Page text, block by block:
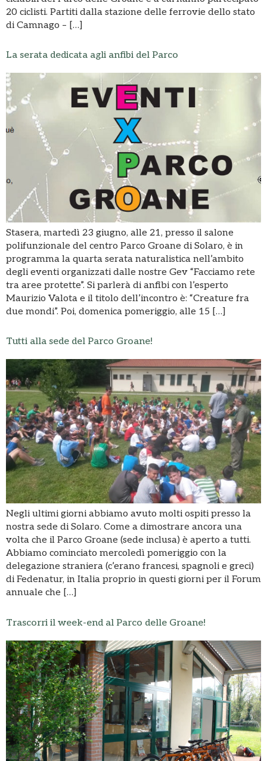
20 ciclisti. Partiti dalla stazione delle ferrovie dello stato
di Camnago – […]
La serata dedicata agli anfibi del Parco
Stasera, martedì 23 giugno, alle 21, presso il salone
polifunzionale del centro Parco Groane di Solaro, è in
programma la quarta serata naturalistica nell’ambito
degli eventi organizzati dalle nostre Gev “Facciamo rete
tra aree protette”. Si parlerà di anfibi con l’esperto
Maurizio Valota e il titolo dell’incontro è: “Creature fra
due mondi”. Poi, domenica pomeriggio, alle 15 […]
Tutti alla sede del Parco Groane!
Negli ultimi giorni abbiamo avuto molti ospiti presso la
nostra sede di Solaro. Come a dimostrare ancora una
volta che il Parco Groane (sede inclusa) è aperto a tutti.
Abbiamo cominciato mercoledì pomeriggio con la
delegazione straniera (c’erano francesi, spagnoli e greci)
di Fedenatur, in Italia proprio in questi giorni per il Forum
annuale che […]
Trascorri il week-end al Parco delle Groane!